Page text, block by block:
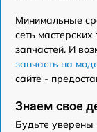
Минимальные
сеть
запчастей. И
запчасть на
сайте -
Знаем свое
Будьте